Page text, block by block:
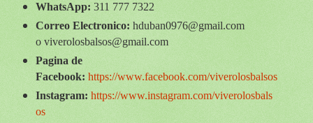
WhatsApp: 311 777 7322
Correo Electronico: hduban0976@gmail.com
o viverolosbalsos@gmail.com
Pagina de
Facebook: https://www.facebook.com/viverolosbalsos
Instagram: https://www.instagram.com/viverolosbals
os